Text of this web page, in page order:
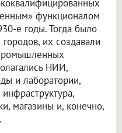
функционалом
е годы. Тогда было
их создавали
НИИ,
и лаборатории,
магазины и, конечно,